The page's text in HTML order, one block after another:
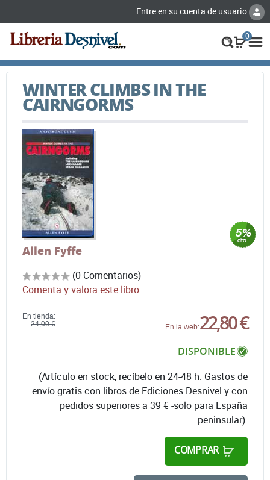
Entre en su cuenta de usuario
0
WINTER CLIMBS IN THE
CAIRNGORMS
Allen Fyffe
(0 Comentarios)
Comenta y valora este libro
En tienda:
24,00 €
En la web:22,80 €
DISPONIBLE
(Artículo en stock, recíbelo en 24-48 h. Gastos de
envío gratis con libros de Ediciones Desnivel y con
pedidos superiores a 39 € -solo para España
peninsular).
COMPRAR